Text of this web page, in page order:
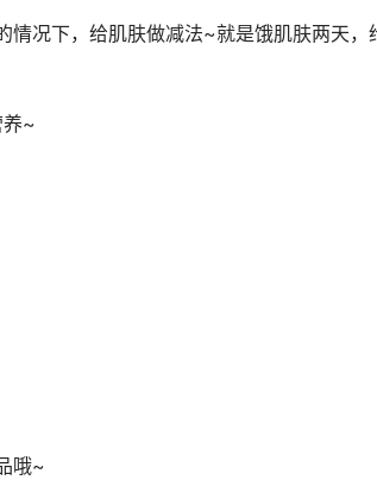
情况下，给肌肤做减法~就是饿肌肤两天，
~
哦~